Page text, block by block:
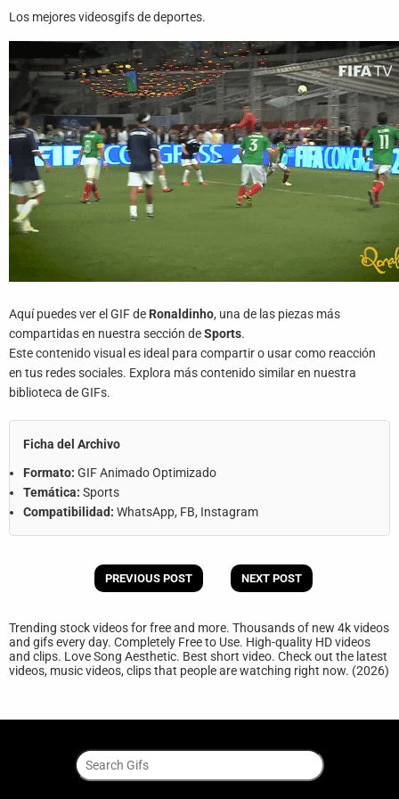
Archivo
De
Gifs
Terminos
Condiciones
Política
De
Cookies
De
Privacidad
Contáctanos
Los mejores videosgifs de deportes.
Aquí puedes ver el GIF de Ronaldinho, una de las piezas más
compartidas en nuestra sección deSports.
Este contenido visual es ideal para compartir o usar como reacción
en tus redes sociales. Explora más contenido similar en nuestra
biblioteca de GIFs.
Ficha del Archivo
Formato: GIF Animado Optimizado
Temática: Sports
Compatibilidad: WhatsApp, FB, Instagram
PREVIOUS POST NEXT POST
Trending stock videos for free and more. Thousands of new 4k videos
and gifs every day. Completely Free to Use. High-quality HD videos
and clips. Love Song Aesthetic. Best short video. Check out the latest
videos, music videos, clips that people are watching right now. (2026)